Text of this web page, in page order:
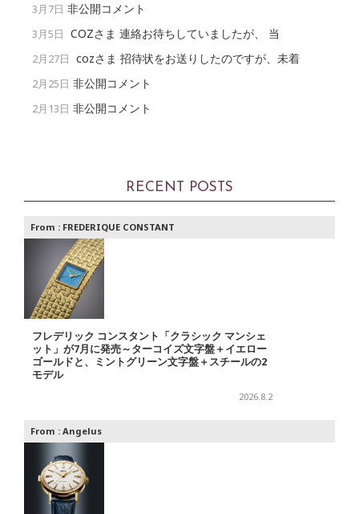
3月7日 非公開コメント
3月5日 COZさま 連絡お待ちしていましたが、 当
2月27日 cozさま 招待状をお送りしたのですが、未着
2月25日 非公開コメント
2月13日 非公開コメント
RECENT POSTS
From : FREDERIQUE CONSTANT
フレデリック コンスタント「クラシック マンシェ
ット」が7月に発売～ターコイズ文字盤＋イエロー
ゴールドと、ミントグリーン文字盤＋スチールの2
モデル
2026.8.2
From : Angelus